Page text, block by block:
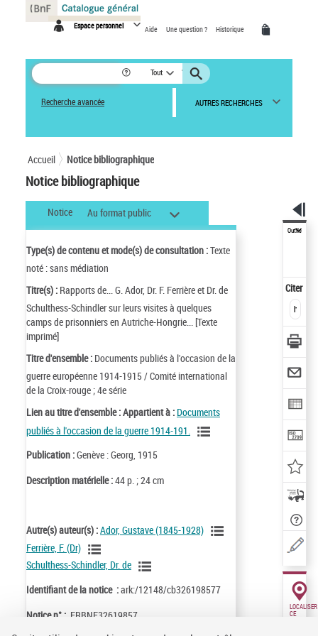
Espace personnel Aide Une question ? Historique
Tout
Recherche avancée AUTRES RECHERCHES
Accueil Notice bibliographique
Notice bibliographique
Notice Au format public
Type(s) de contenu et mode(s) de consultation :Texte
noté : sans médiation
Titre(s) : Rapports de... G. Ador, Dr. F. Ferrière et Dr. de
Schulthess-Schindler sur leurs visites à quelques
camps de prisonniers en Autriche-Hongrie... [Texte
imprimé]
Titre d'ensemble : Documents publiés à l'occasion de la
guerre européenne 1914-1915 / Comité international
de la Croix-rouge ; 4e série
Lien au titre d'ensemble :Appartient à : Documents
publiés à l'occasion de la guerre 1914-191.
Publication :Genève : Georg, 1915
Description matérielle :44 p. ; 24 cm
Autre(s) auteur(s) :Ador, Gustave (1845-1928)
Ferrière, F. (Dr)
Schulthess-Schindler, Dr. de
Identifiant de la notice :ark:/12148/cb326198577
Notice n° : FRBNF32619857
Outils
Citer
LOCALISER
CE
Panneau de gestion des cookies